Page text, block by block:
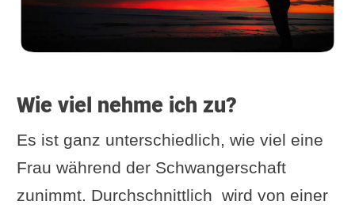
Wie viel nehme ich zu?
Es ist ganz unterschiedlich, wie viel eine
Frau während der Schwangerschaft
zunimmt. Durchschnittlich wird von einer